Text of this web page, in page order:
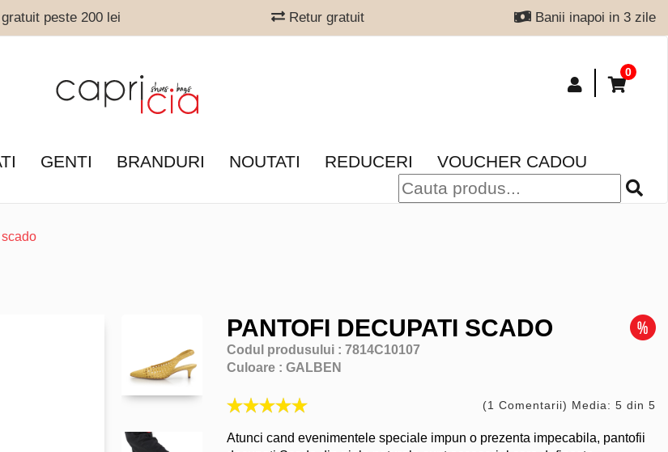
peste 200 lei Retur gratuit Banii inapoi in 3 zile
0
GENTI BRANDURI NOUTATI REDUCERI VOUCHER CADOU
PANTOFI DECUPATI SCADO
Codul produsului : 7814C10107
Culoare : GALBEN
(1 Comentarii) Media: 5 din 5
Atunci cand evenimentele speciale impun o prezenta impecabila, pantofii